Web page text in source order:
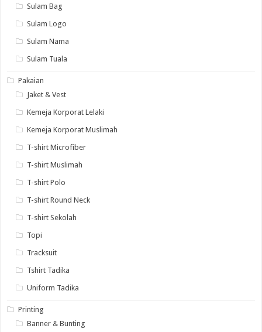
Sulam Bag
Sulam Logo
Sulam Nama
Sulam Tuala
Pakaian
Jaket & Vest
Kemeja Korporat Lelaki
Kemeja Korporat Muslimah
T-shirt Microfiber
T-shirt Muslimah
T-shirt Polo
T-shirt Round Neck
T-shirt Sekolah
Topi
Tracksuit
Tshirt Tadika
Uniform Tadika
Printing
Banner & Bunting